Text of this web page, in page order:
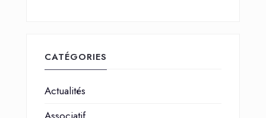
CATÉGORIES
Actualités